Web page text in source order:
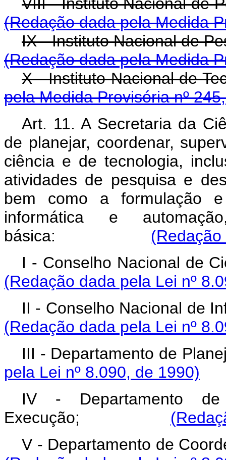
(Redação dada pela Medida
IX - Instituto
(Redação dada pela Medida
X - Instituto
pela Medida Provisória nº
Art. 11. A Secretaria da
de planejar, coordenar,
ciência e de tecnologia,
atividades de pesquisa e
bem como a formulação
informática e
básica:
I - Conselho
(Redação dada pela Lei nº
II - Conselho
(Redação dada pela Lei nº
III - Departamento de
pela Lei nº 8.090, de 1990)
IV - Departamento
Execução;
V - Departamento de